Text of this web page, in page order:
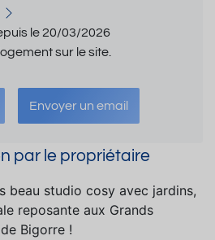
le 20/03/2026
sur le site.
Envoyer un email
par le propriétaire
beau studio cosy avec jardins,
reposante aux Grands
Bigorre !